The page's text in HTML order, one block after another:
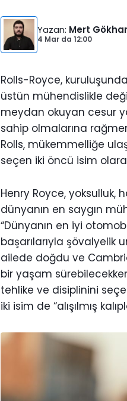
Yazan: Mert
4 Mar da 12:00
Rolls-Royce,
üstün mühendislikle
meydan okuyan cesur
sahip olmalarına
Rolls, mükemmelliğe
seçen iki öncü isim
Henry Royce, yoksulluk,
dünyanın en saygın
“Dünyanın en iyi
başarılarıyla şövalyelik
ailede doğdu ve
bir yaşam
tehlike ve disiplinini
iki isim de “alışılmış